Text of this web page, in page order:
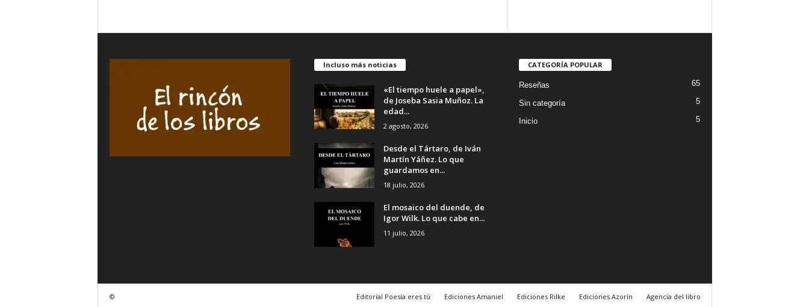
–
ÁLVAREZ
Inés
CARRETIE
LIFANTE
Incluso más noticias
«El tiempo huele a papel»,
de Joseba Sasia Muñoz. La
edad...
2 agosto, 2026
Desde el Tártaro, de Iván
Martín Yáñez. Lo que
guardamos en...
18 julio, 2026
El mosaico del duende, de
Igor Wilk. Lo que cabe en...
11 julio, 2026
CATEGORÍA POPULAR
Reseñas 65
Sin categoría 5
Inicio 5
Editorial Poesía eres tú Ediciones Amaniel Ediciones Rilke Ediciones Azorín Agencia del libro
©